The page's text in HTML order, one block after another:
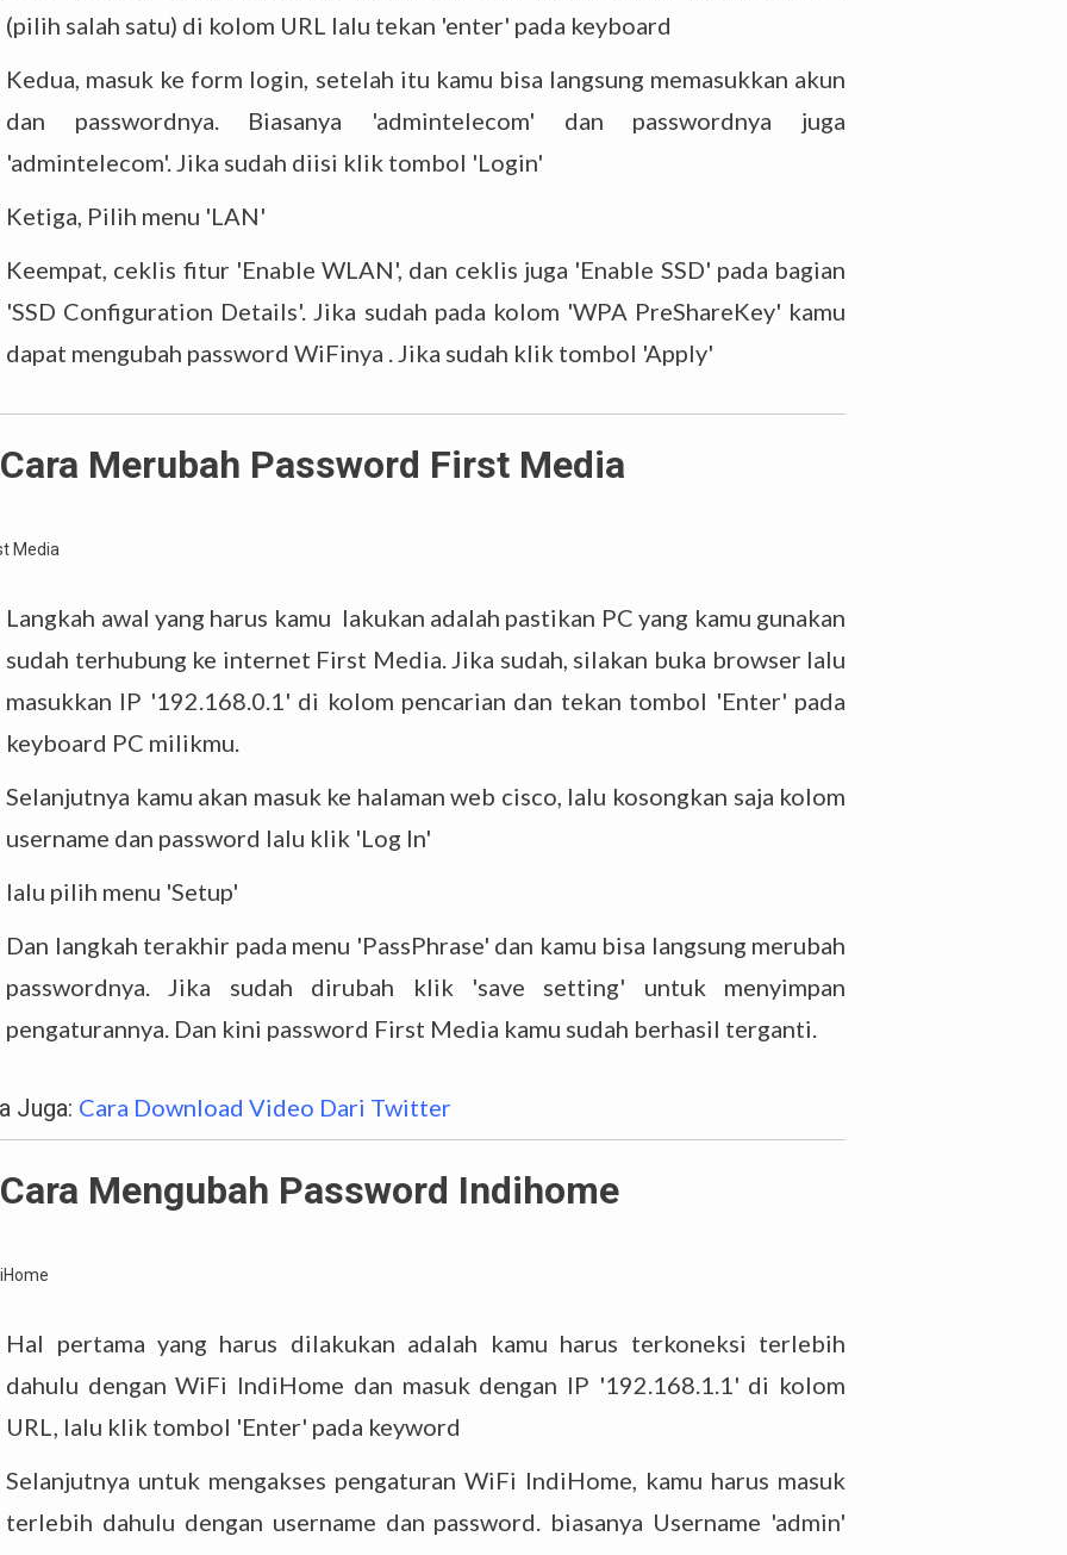
(pilih salah satu) di kolom URL lalu tekan 'enter' pada keyboard
Kedua, masuk ke form login, setelah itu kamu bisa langsung memasukkan akun
dan passwordnya. Biasanya 'admintelecom' dan passwordnya juga
'admintelecom'. Jika sudah diisi klik tombol 'Login'
Ketiga, Pilih menu 'LAN'
Keempat, ceklis fitur 'Enable WLAN', dan ceklis juga 'Enable SSD' pada bagian
'SSD Configuration Details'. Jika sudah pada kolom 'WPA PreShareKey' kamu
dapat mengubah password WiFinya . Jika sudah klik tombol 'Apply'
Merubah Password First Media
Langkah awal yang harus kamu lakukan adalah pastikan PC yang kamu gunakan
sudah terhubung ke internet First Media. Jika sudah, silakan buka browser lalu
masukkan IP '192.168.0.1' di kolom pencarian dan tekan tombol 'Enter' pada
keyboard PC milikmu.
Selanjutnya kamu akan masuk ke halaman web cisco, lalu kosongkan saja kolom
username dan password lalu klik 'Log In'
lalu pilih menu 'Setup'
Dan langkah terakhir pada menu 'PassPhrase' dan kamu bisa langsung merubah
passwordnya. Jika sudah dirubah klik 'save setting' untuk menyimpan
pengaturannya. Dan kini password First Media kamu sudah berhasil terganti.
Juga: Cara Download Video Dari Twitter
Mengubah Password Indihome
Hal pertama yang harus dilakukan adalah kamu harus terkoneksi terlebih
dahulu dengan WiFi IndiHome dan masuk dengan IP '192.168.1.1' di kolom
URL, lalu klik tombol 'Enter' pada keyword
Selanjutnya untuk mengakses pengaturan WiFi IndiHome, kamu harus masuk
terlebih dahulu dengan username dan password. biasanya Username 'admin'